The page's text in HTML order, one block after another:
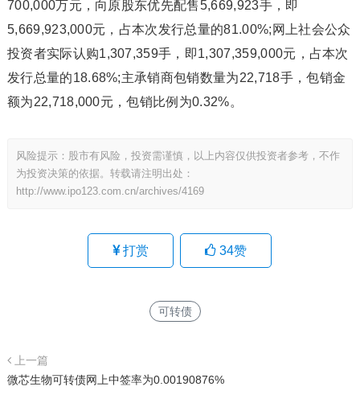
700,000万元，向原股东优先配售5,669,923手，即
5,669,923,000元，占本次发行总量的81.00%;网上社会公众
投资者实际认购1,307,359手，即1,307,359,000元，占本次
发行总量的18.68%;主承销商包销数量为22,718手，包销金
额为22,718,000元，包销比例为0.32%。
风险提示：股市有风险，投资需谨慎，以上内容仅供投资者参考，不作
为投资决策的依据。转载请注明出处：
http://www.ipo123.com.cn/archives/4169
打赏 34赞
可转债
上一篇
微芯生物可转债网上中签率为0.00190876%